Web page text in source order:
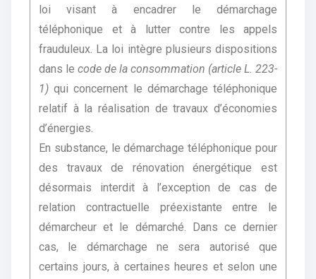
loi visant à encadrer le démarchage
téléphonique et à lutter contre les appels
frauduleux. La loi intègre plusieurs dispositions
dans le code de la consommation (article L. 223-
1) qui concernent le démarchage téléphonique
relatif à la réalisation de travaux d’économies
d’énergies.
En substance, le démarchage téléphonique pour
des travaux de rénovation énergétique est
désormais interdit à l’exception de cas de
relation contractuelle préexistante entre le
démarcheur et le démarché. Dans ce dernier
cas, le démarchage ne sera autorisé que
certains jours, à certaines heures et selon une